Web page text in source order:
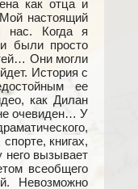
как отца и
настоящий
нас. Когда я
были просто
Они могли
История с
ее
как Дилан
очевиден… У
книгах,
вызывает
всеобщего
Невозможно